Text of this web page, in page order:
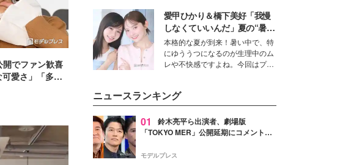
でファン歓喜
可愛さ」「多忙
ニオン好き”という共通点を持つモ
デルの宮城舞と島村雄大の特別対
談をお届け！それぞれの視点か
ら、今作ならではの魅力や予想外
の感動をもたらす奥深いストーリ
ーについて熱く語り合ってもらっ
愛甲ひかり＆橋下美好「我慢
しなくていいんだ」夏の“暑さ
対策”の新しい選択肢とは？
本格的な夏が到来！暑い中で、特
にゆううつになるのが生理中のム
レや不快感ですよね。今回はプラ
好さんを迎えて本音で女子会トー
ク。猛暑のお出かけを快適に過ご
すヒントや、2人が感動した夏の
生理の新常識にも迫りました。
ニュースランキング
01
鈴木亮平ら出演者、劇場版
「TOKYO MER」公開延期にコメント
最大の敬意とエールを」
モデルプレス